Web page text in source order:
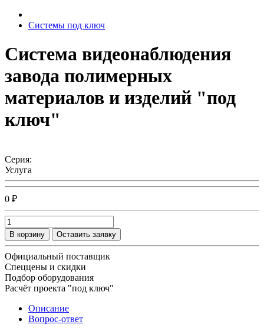
Системы под ключ
Система видеонаблюдения
завода полимерных
материалов и изделий "под
ключ"
Серия:
Услуга
0 ₽
В корзину Оставить заявку
Официальный поставщик
Спеццены и скидки
Подбор оборудования
Расчёт проекта "под ключ"
Описание
Вопрос-ответ